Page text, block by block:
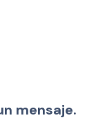
mensaje.